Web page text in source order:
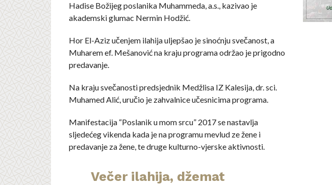
Hadise Božijeg poslanika Muhammeda, a.s., kazivao je
akademski glumac Nermin Hodžić.
Hor El-Aziz učenjem ilahija uljepšao je sinoćnju svečanost, a
Muharem ef. Mešanović na kraju programa održao je prigodno
predavanje.
Na kraju svečanosti predsjednik Medžlisa IZ Kalesija, dr. sci.
Muhamed Alić, uručio je zahvalnice učesnicima programa.
Manifestacija “Poslanik u mom srcu” 2017 se nastavlja
sljedećeg vikenda kada je na programu mevlud ze žene i
predavanje za žene, te druge kulturno-vjerske aktivnosti.
Večer ilahija, džemat